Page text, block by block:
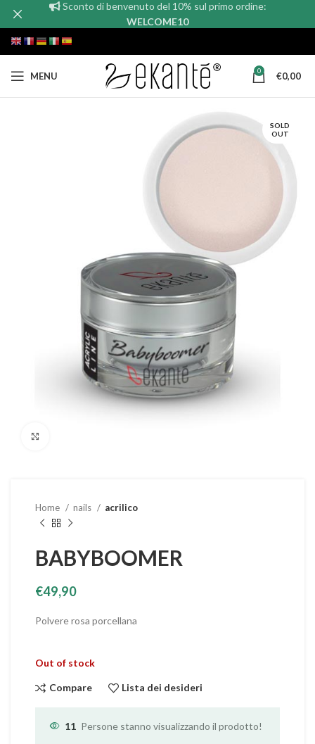
MENU 0 €0,00
SOLD
OUT
Home nails acrilico
BABYBOOMER
€49,90
Polvere rosa porcellana
Out of stock
Compare Lista dei desideri
11 Persone stanno visualizzando il prodotto!
Sconto di benvenuto del 10% sul primo ordine:
WELCOME10